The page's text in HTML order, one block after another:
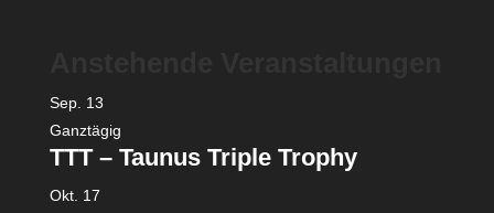
Sep. 13
Ganztägig
TTT – Taunus Triple Trophy
Okt. 17